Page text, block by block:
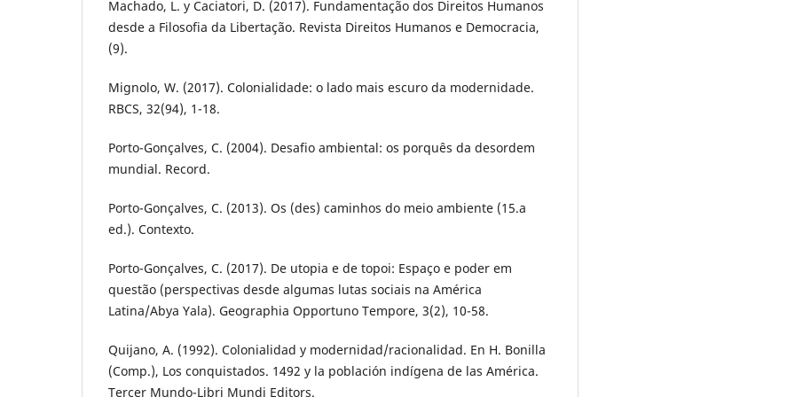
Machado, L. y Caciatori, D. (2017). Fundamentação dos Direitos Humanos
desde a Filosofia da Libertação. Revista Direitos Humanos e Democracia,
(9).
Mignolo, W. (2017). Colonialidade: o lado mais escuro da modernidade.
RBCS, 32(94), 1-18.
Porto-Gonçalves, C. (2004). Desafio ambiental: os porquês da desordem
mundial. Record.
Porto-Gonçalves, C. (2013). Os (des) caminhos do meio ambiente (15.a
ed.). Contexto.
Porto-Gonçalves, C. (2017). De utopia e de topoi: Espaço e poder em
questão (perspectivas desde algumas lutas sociais na América
Latina/Abya Yala). Geographia Opportuno Tempore, 3(2), 10-58.
Quijano, A. (1992). Colonialidad y modernidad/racionalidad. En H. Bonilla
(Comp.), Los conquistados. 1492 y la población indígena de las América.
Tercer Mundo-Libri Mundi Editors.